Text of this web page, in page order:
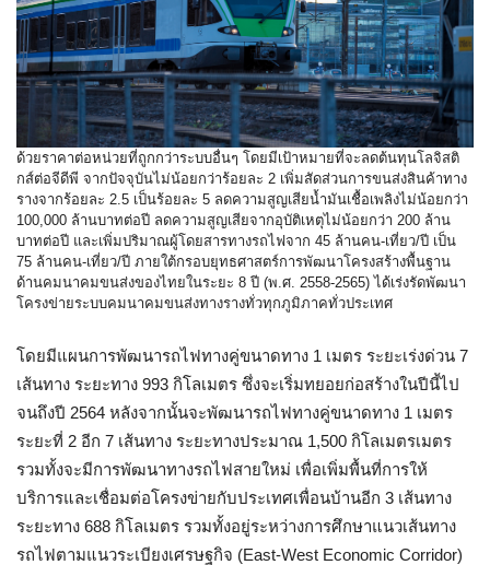
ด้วยราคาต่อหน่วยที่ถูกกว่าระบบอื่นๆ โดยมีเป้าหมายที่จะลดต้นทุนโลจิสติ
กส์ต่อจีดีพี จากปัจจุบันไม่น้อยกว่าร้อยละ 2 เพิ่มสัดส่วนการขนส่งสินค้าทาง
รางจากร้อยละ 2.5 เป็นร้อยละ 5 ลดความสูญเสียน้ำมันเชื้อเพลิงไม่น้อยกว่า
100,000 ล้านบาทต่อปี ลดความสูญเสียจากอุบัติเหตุไม่น้อยกว่า 200 ล้าน
บาทต่อปี และเพิ่มปริมาณผู้โดยสารทางรถไฟจาก 45 ล้านคน-เที่ยว/ปี เป็น
75 ล้านคน-เที่ยว/ปี ภายใต้กรอบยุทธศาสตร์การพัฒนาโครงสร้างพื้นฐาน
ด้านคมนาคมขนส่งของไทยในระยะ 8 ปี (พ.ศ. 2558-2565) ได้เร่งรัดพัฒนา
โครงข่ายระบบคมนาคมขนส่งทางรางทั่วทุกภูมิภาคทั่วประเทศ
โดยมีแผนการพัฒนารถไฟทางคู่ขนาดทาง 1 เมตร ระยะเร่งด่วน 7
เส้นทาง ระยะทาง 993 กิโลเมตร ซึ่งจะเริ่มทยอยก่อสร้างในปีนี้ไป
จนถึงปี 2564 หลังจากนั้นจะพัฒนารถไฟทางคู่ขนาดทาง 1 เมตร
ระยะที่ 2 อีก 7 เส้นทาง ระยะทางประมาณ 1,500 กิโลเมตรเมตร
รวมทั้งจะมีการพัฒนาทางรถไฟสายใหม่ เพื่อเพิ่มพื้นที่การให้
บริการและเชื่อมต่อโครงข่ายกับประเทศเพื่อนบ้านอีก 3 เส้นทาง
ระยะทาง 688 กิโลเมตร รวมทั้งอยู่ระหว่างการศึกษาแนวเส้นทาง
รถไฟตามแนวระเบียงเศรษฐกิจ (East-West Economic Corridor)